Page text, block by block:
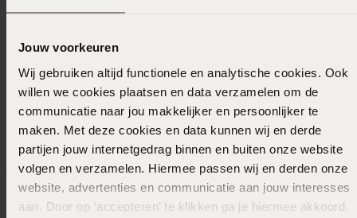
Jouw voorkeuren
Wij gebruiken altijd functionele en analytische cookies. Ook
willen we cookies plaatsen en data verzamelen om de
communicatie naar jou makkelijker en persoonlijker te
maken. Met deze cookies en data kunnen wij en derde
partijen jouw internetgedrag binnen en buiten onze website
volgen en verzamelen. Hiermee passen wij en derden onze
website, advertenties en communicatie aan jouw interesses
aan. Door op ‘accepteren’ te klikken ga je hiermee akkoord.
14-05-2026 - Roegies
25-02-2026 - Jacqueline v.